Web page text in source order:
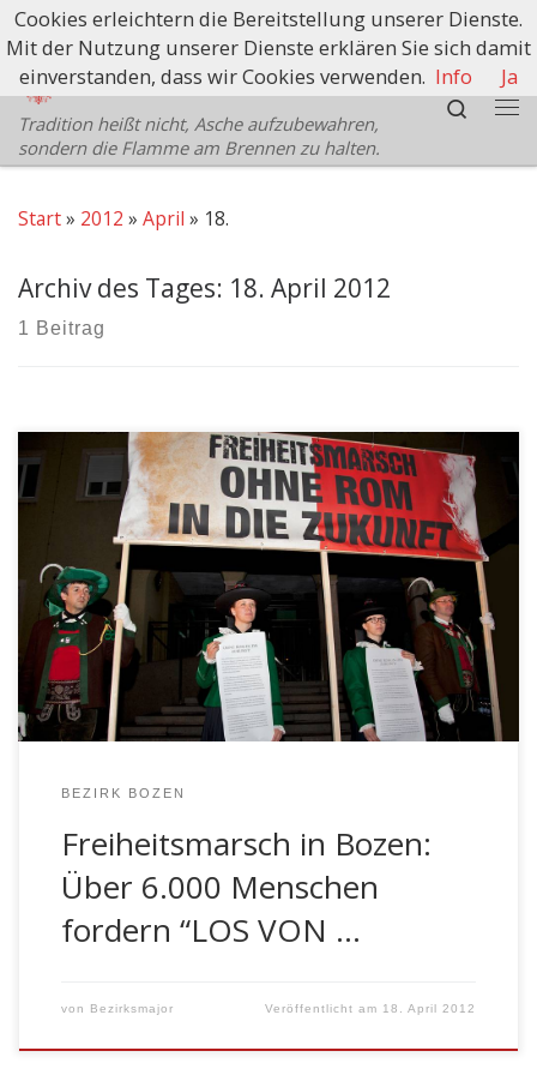
Zum Inhalt springen
Schützenbezirk Bozen
Tradition heißt nicht, Asche aufzubewahren,
sondern die Flamme am Brennen zu halten.
Search
Start» 2012 » April » 18.
Archiv des Tages: 18. April 2012
1 Beitrag
Über 6.000 Menschen fordern “LOS VON ROM” Gut
organisiert und diszipliniert ist der Freiheitsmarsch am
14. April 2012 in Bozen abgelaufen, welcher unter dem
Motto „Ohne Rom in die Zukunft“ stand. Trotz der in
den letzten Wochen massiven – zum Teil auch
schmutzigen – Medienkampagne gegen den Südtiroler
Schützenbund, haben […]
BEZIRK BOZEN
Freiheitsmarsch in Bozen:
Über 6.000 Menschen
fordern “LOS VON …
von Bezirksmajor Veröffentlicht am 18. April 2012
Cookies erleichtern die Bereitstellung unserer Dienste.
Mit der Nutzung unserer Dienste erklären Sie sich damit
einverstanden, dass wir Cookies verwenden. Info Ja